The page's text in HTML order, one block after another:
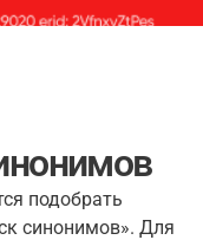
подобрать
синонимов». Для